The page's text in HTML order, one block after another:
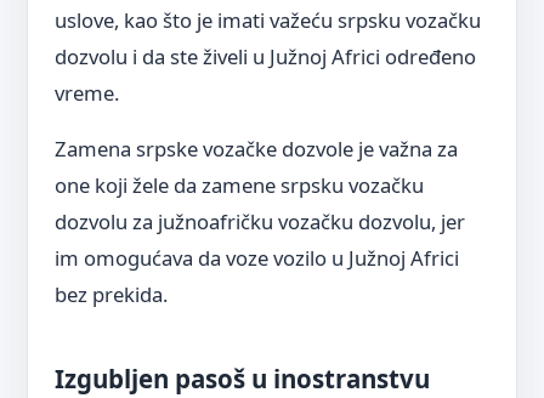
uslove, kao što je imati važeću srpsku vozačku
dozvolu i da ste živeli u Južnoj Africi određeno
vreme.
Zamena srpske vozačke dozvole je važna za
one koji žele da zamene srpsku vozačku
dozvolu za južnoafričku vozačku dozvolu, jer
im omogućava da voze vozilo u Južnoj Africi
bez prekida.
Izgubljen pasoš u inostranstvu